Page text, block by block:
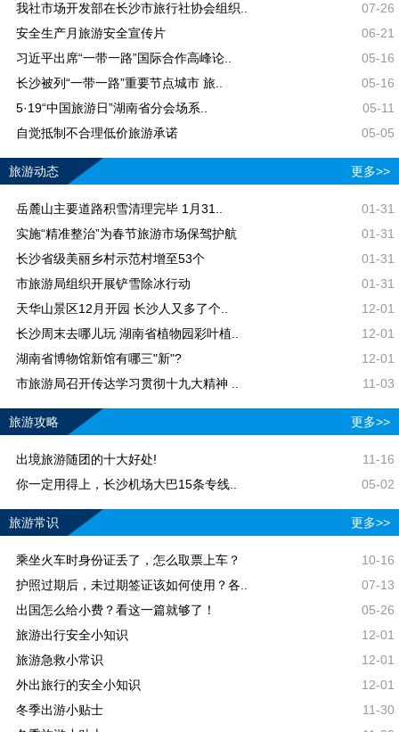
我社市场开发部在长沙市旅行社协会组织..
07-26
安全生产月旅游安全宣传片
06-21
习近平出席“一带一路”国际合作高峰论..
05-16
长沙被列“一带一路”重要节点城市 旅..
05-16
5·19“中国旅游日”湖南省分会场系..
05-11
自觉抵制不合理低价旅游承诺
05-05
旅游动态 更多>>
岳麓山主要道路积雪清理完毕 1月31..
01-31
实施“精准整治”为春节旅游市场保驾护航
01-31
长沙省级美丽乡村示范村增至53个
01-31
市旅游局组织开展铲雪除冰行动
01-31
天华山景区12月开园 长沙人又多了个..
12-01
长沙周末去哪儿玩 湖南省植物园彩叶植..
12-01
湖南省博物馆新馆有哪三"新"?
12-01
市旅游局召开传达学习贯彻十九大精神 ..
11-03
旅游攻略 更多>>
出境旅游随团的十大好处!
11-16
你一定用得上，长沙机场大巴15条专线..
05-02
旅游常识 更多>>
乘坐火车时身份证丢了，怎么取票上车？
10-16
护照过期后，未过期签证该如何使用？各..
07-13
出国怎么给小费？看这一篇就够了！
05-26
旅游出行安全小知识
12-01
旅游急救小常识
12-01
外出旅行的安全小知识
12-01
冬季出游小贴士
11-30